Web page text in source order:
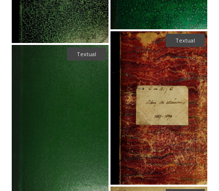
Textual
Textual